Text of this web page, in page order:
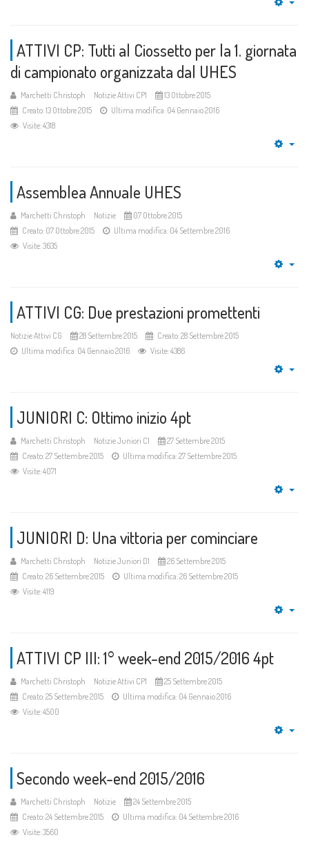
ATTIVI CP: Tutti al Ciossetto per la 1. giornata
di campionato organizzata dal UHES
Marchetti Christoph Notizie Attivi CP1
13 Ottobre 2015
Creato: 13 Ottobre 2015
Ultima modifica: 04 Gennaio 2016
Visite: 4318
Assemblea Annuale UHES
Marchetti Christoph Notizie
07 Ottobre 2015
Creato: 07 Ottobre 2015
Ultima modifica: 04 Settembre 2016
Visite: 3635
ATTIVI CG: Due prestazioni promettenti
Notizie Attivi CG 28 Settembre 2015
Creato: 28 Settembre 2015
Ultima modifica: 04 Gennaio 2016
Visite: 4386
JUNIORI C: Ottimo inizio 4pt
Marchetti Christoph Notizie Juniori C1
27 Settembre 2015
Creato: 27 Settembre 2015
Ultima modifica: 27 Settembre 2015
Visite: 4071
JUNIORI D: Una vittoria per cominciare
Marchetti Christoph Notizie Juniori D1
26 Settembre 2015
Creato: 26 Settembre 2015
Ultima modifica: 26 Settembre 2015
Visite: 4119
ATTIVI CP III: 1° week-end 2015/2016 4pt
Marchetti Christoph Notizie Attivi CP1
25 Settembre 2015
Creato: 25 Settembre 2015
Ultima modifica: 04 Gennaio 2016
Visite: 4500
Secondo week-end 2015/2016
Marchetti Christoph Notizie
24 Settembre 2015
Creato: 24 Settembre 2015
Ultima modifica: 04 Settembre 2016
Visite: 3560